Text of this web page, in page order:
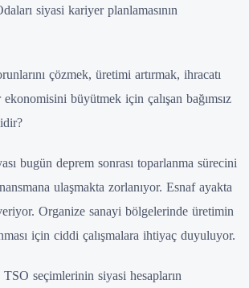
siyasi kariyer planlamasının
çözmek, üretimi artırmak, ihracatı
büyütmek için çalışan bağımsız
bugün deprem sonrası toparlanma sürecini
ulaşmakta zorlanıyor. Esnaf ayakta
Organize sanayi bölgelerinde üretimin
için ciddi çalışmalara ihtiyaç duyuluyor.
seçimlerinin siyasi hesapların